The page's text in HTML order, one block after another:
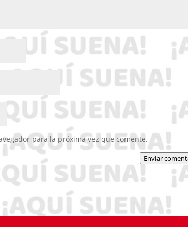
para la próxima vez que comente.
Enviar